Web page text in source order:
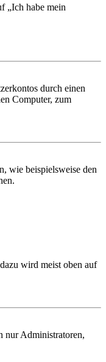
„Ich habe mein
durch einen
Computer, zum
wie beispielsweise den
wird meist oben auf
nur Administratoren,